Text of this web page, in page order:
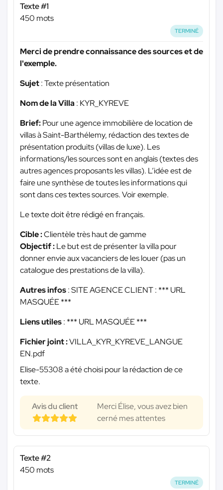
Texte #1
450 mots
TERMINÉ
Merci de prendre connaissance des sources et de
l'exemple.
Sujet: Texte présentation
Nom de la Villa : KYR_KYREVE
Brief:Pour une agence immobilière de location de
villas à Saint-Barthélemy, rédaction des textes de
présentation produits (villas de luxe). Les
informations/les sources sont en anglais (textes des
autres agences proposants les villas). L’idée est de
faire une synthèse de toutes les informations qui
sont dans ces textes sources. Voir exemple.
Le texte doit être rédigé en français.
Cible :Clientèle très haut de gamme
Objectif :Le but est de présenter la villa pour
donner envie aux vacanciers de les louer (pas un
catalogue des prestations de la villa).
Autres infos: SITE AGENCE CLIENT : *** URL
MASQUÉE ***
Liens utiles: *** URL MASQUÉE ***
Fichier joint :VILLA_KYR_KYREVE_LANGUE
EN.pdf
Elise-55308 a été choisi pour la rédaction de ce
texte.
Avis du client
Merci Élise, vous avez bien
cerné mes attentes
Texte #2
450 mots
TERMINÉ